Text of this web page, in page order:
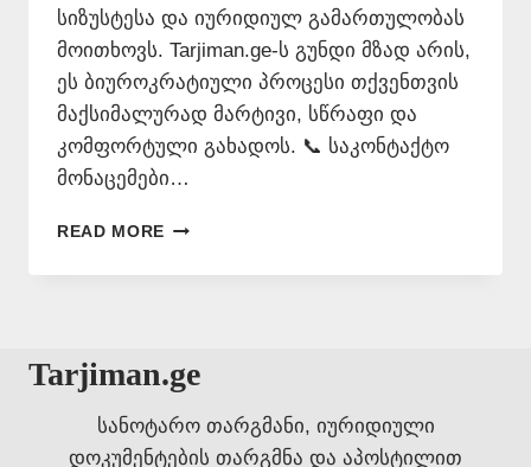
სიზუსტესა და იურიდიულ გამართულობას
მოითხოვს. Tarjiman.ge-ს გუნდი მზად არის,
ეს ბიუროკრატიული პროცესი თქვენთვის
მაქსიმალურად მარტივი, სწრაფი და
კომფორტული გახადოს. 📞 საკონტაქტო
მონაცემები…
READ MORE ᲡᲝᲛᲮᲣᲠᲘ
ᲗᲐᲠᲒᲛᲐᲜᲘ
546
Tarjiman.ge
სანოტარო თარგმანი, იურიდიული
დოკუმენტების თარგმნა და აპოსტილით